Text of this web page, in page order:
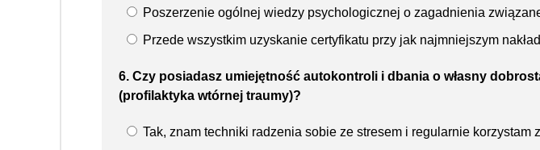
Poszerzenie ogólnej wiedzy psychologicznej o zagadnienia
Przede wszystkim uzyskanie certyfikatu przy jak najmniejszym
6. Czy posiadasz umiejętność autokontroli i dbania o własny
(profilaktyka wtórnej traumy)?
Tak, znam techniki radzenia sobie ze stresem i regularnie korzystam